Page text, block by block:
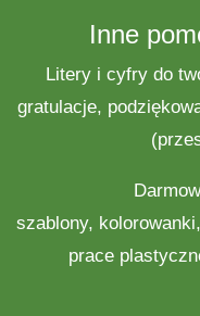
Inne
Litery i cyfry do
gratulacje,
szablony, kolorowanki
prace